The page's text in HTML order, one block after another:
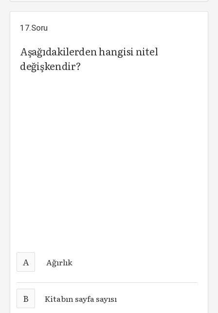
17.Soru
Aşağıdakilerden hangisi nitel
değişkendir?
A Ağırlık
B Kitabın sayfa sayısı